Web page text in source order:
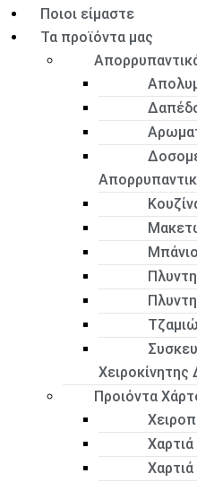
Ποιοι είμαστε
Τα προϊόντα μας
Προιόντα
Χαρτιά
Χαρτιά